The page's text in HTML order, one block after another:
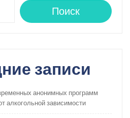
Поиск
записи
анонимных программ
алкогольной зависимости